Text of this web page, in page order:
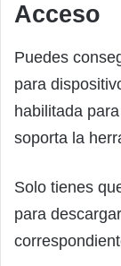
Acceso
Puedes
para
habilitada para
soporta la
Solo tienes
para